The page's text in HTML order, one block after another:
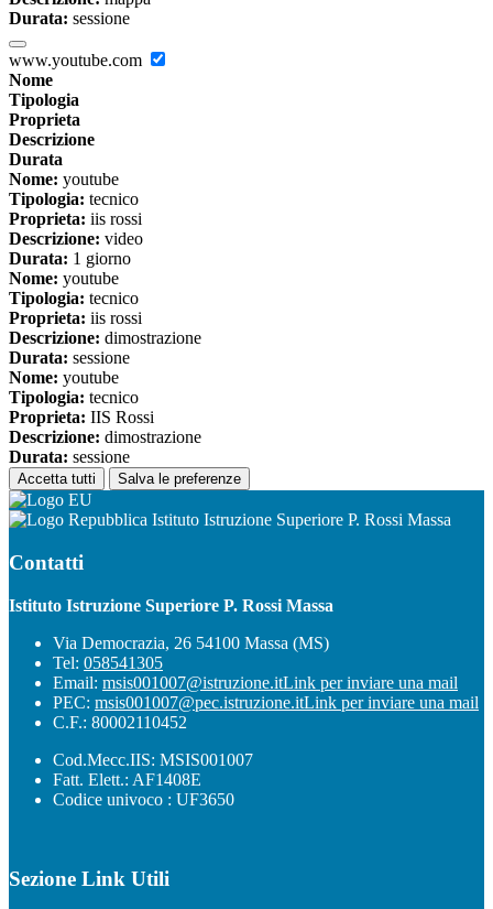
Durata: sessione
www.youtube.com
Nome
Tipologia
Proprieta
Descrizione
Durata
Nome: youtube
Tipologia: tecnico
Proprieta: iis rossi
Descrizione: video
Durata: 1 giorno
Nome: youtube
Tipologia: tecnico
Proprieta: iis rossi
Descrizione: dimostrazione
Durata: sessione
Nome: youtube
Tipologia: tecnico
Proprieta: IIS Rossi
Descrizione: dimostrazione
Durata: sessione
Accetta tutti Salva le preferenze
Istituto Istruzione Superiore P. Rossi Massa
Contatti
Istituto Istruzione Superiore P. Rossi Massa
Via Democrazia, 26 54100 Massa (MS)
Tel: 058541305
Email: msis001007@istruzione.itLink per inviare una mail
PEC: msis001007@pec.istruzione.itLink per inviare una mail
C.F.: 80002110452
Cod.Mecc.IIS: MSIS001007
Fatt. Elett.: AF1408E
Codice univoco : UF3650
Sezione Link Utili